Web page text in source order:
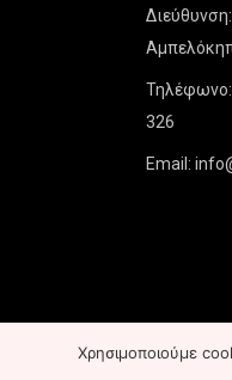
Τηλέφωνο:
326
Email:
Χρησιμοποιούμε